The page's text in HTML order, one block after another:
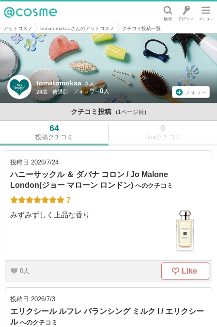
@cosme
アットコスメ tomatomokaaさんのアットコスメ クチコミ投稿一覧
tomatomokaa さん
24歳 普通肌 0 フォロー
クチコミ投稿 (1ページ目)
64
投稿クチコミ
0
Likeクチコミ
投稿日 2026/7/24
ハニーサックル ＆ ダバナ コロン / Jo Malone
London(ジョー マローン ロンドン) へのクチコミ
7
みずみずしく上品な香り
0 Like
投稿日 2026/7/3
エリクシール ルフレ バランシング ミルク I / エリクシー
ル へのクチコミ